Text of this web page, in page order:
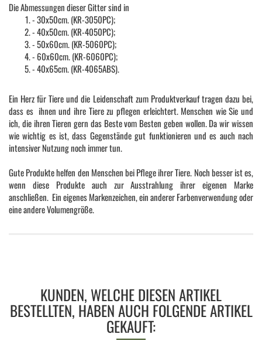
Die Abmessungen dieser Gitter sind in
- 30x50cm. (KR-3050PC);
- 40x50cm. (KR-4050PC);
- 50x60cm. (KR-5060PC);
- 60x60cm. (KR-6060PC);
- 40x65cm. (KR-4065ABS).
Ein Herz für Tiere und die Leidenschaft zum Produktverkauf tragen dazu bei,
dass es ihnen und ihre Tiere zu pflegen erleichtert. Menschen wie Sie und
ich, die ihren Tieren gern das Beste vom Besten geben wollen. Da wir wissen
wie wichtig es ist, dass Gegenstände gut funktionieren und es auch nach
intensiver Nutzung noch immer tun.
Gute Produkte helfen den Menschen bei Pflege ihrer Tiere. Noch besser ist es,
wenn diese Produkte auch zur Ausstrahlung ihrer eigenen Marke
anschließen. Ein eigenes Markenzeichen, ein anderer Farbenverwendung oder
eine andere Volumengröße.
KUNDEN, WELCHE DIESEN ARTIKEL
BESTELLTEN, HABEN AUCH FOLGENDE ARTIKEL
GEKAUFT: